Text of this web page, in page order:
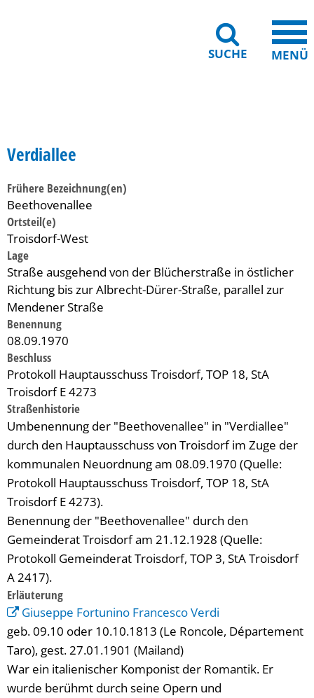
SUCHE MENÜ
Verdiallee
Frühere Bezeichnung(en)
Beethovenallee
Ortsteil(e)
Troisdorf-West
Lage
Straße ausgehend von der Blücherstraße in östlicher
Richtung bis zur Albrecht-Dürer-Straße, parallel zur
Mendener Straße
Benennung
08.09.1970
Beschluss
Protokoll Hauptausschuss Troisdorf, TOP 18, StA
Troisdorf E 4273
Straßenhistorie
Umbenennung der "Beethovenallee" in "Verdiallee"
durch den Hauptausschuss von Troisdorf im Zuge der
kommunalen Neuordnung am 08.09.1970 (Quelle:
Protokoll Hauptausschuss Troisdorf, TOP 18, StA
Troisdorf E 4273).
Benennung der "Beethovenallee" durch den
Gemeinderat Troisdorf am 21.12.1928 (Quelle:
Protokoll Gemeinderat Troisdorf, TOP 3, StA Troisdorf
A 2417).
Erläuterung
Giuseppe Fortunino Francesco Verdi
geb. 09.10 oder 10.10.1813 (Le Roncole, Département
Taro), gest. 27.01.1901 (Mailand)
War ein italienischer Komponist der Romantik. Er
wurde berühmt durch seine Opern und